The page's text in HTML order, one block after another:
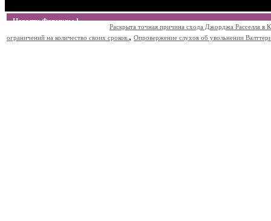
Новости Формулы 1
Раскрыта точная причина схода Джорджа Расселла в
ограничений на количество своих сроков. , Опровержение слухов об увольнении